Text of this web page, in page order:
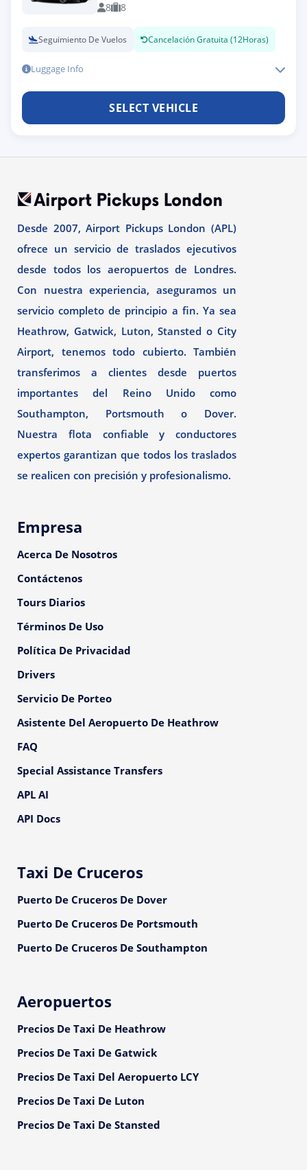
8 8
Seguimiento De Vuelos Cancelación Gratuita (12Horas)
Luggage Info
SELECT VEHICLE
Desde 2007, Airport Pickups London (APL)
ofrece un servicio de traslados ejecutivos
desde todos los aeropuertos de Londres.
Con nuestra experiencia, aseguramos un
servicio completo de principio a fin. Ya sea
Heathrow, Gatwick, Luton, Stansted o City
Airport, tenemos todo cubierto. También
transferimos a clientes desde puertos
importantes del Reino Unido como
Southampton, Portsmouth o Dover.
Nuestra flota confiable y conductores
expertos garantizan que todos los traslados
se realicen con precisión y profesionalismo.
Empresa
Acerca De Nosotros
Contáctenos
Tours Diarios
Términos De Uso
Política De Privacidad
Drivers
Servicio De Porteo
Asistente Del Aeropuerto De Heathrow
FAQ
Special Assistance Transfers
APL AI
API Docs
Taxi De Cruceros
Puerto De Cruceros De Dover
Puerto De Cruceros De Portsmouth
Puerto De Cruceros De Southampton
Aeropuertos
Precios De Taxi De Heathrow
Precios De Taxi De Gatwick
Precios De Taxi Del Aeropuerto LCY
Precios De Taxi De Luton
Precios De Taxi De Stansted